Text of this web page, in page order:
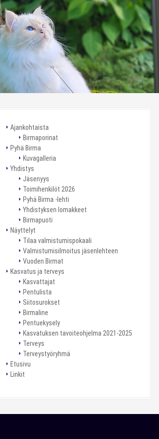
Ajankohtaista
Birmaporinat
Pyhä Birma
Kuvagalleria
Yhdistys
Jäsenyys
Toimihenkilöt 2026
Pyhä Birma -lehti
Yhdistyksen lomakkeet
Birmapuoti
Näyttelyt
Tilaa valmistumispokaali
Valmistumisilmoitus jäsenlehteen
Vuoden Birmat
Kasvatus ja terveys
Kasvattajat
Pentulista
Siitosurokset
Birmaline
Pentuekysely
Kasvatuksen tavoiteohjelma 2021-2025
Terveys
Terveystyöryhmä
Etusivu
Linkit